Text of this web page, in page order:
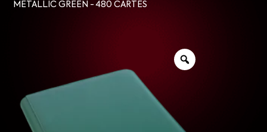
METALLIC GREEN - 480 CARTES